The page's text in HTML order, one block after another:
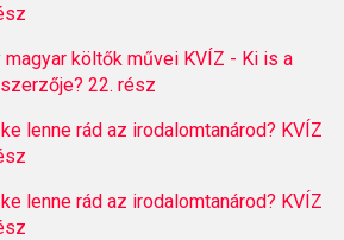
magyar költők művei KVÍZ - Ki is a
22. rész
lenne rád az irodalomtanárod? KVÍZ
lenne rád az irodalomtanárod? KVÍZ